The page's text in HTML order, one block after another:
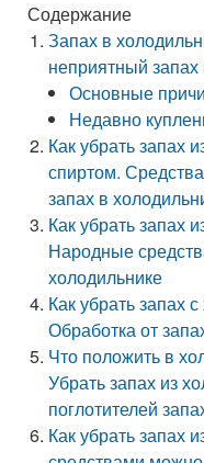
Содержание
Запах в
неприятный
Основные
Недавно
Как убрать запах
спиртом.
запах в
Как убрать запах
Народные
холодильнике
Как убрать запах
Обработка от
Что положить в
Убрать запах из
поглотителей
Как убрать запах